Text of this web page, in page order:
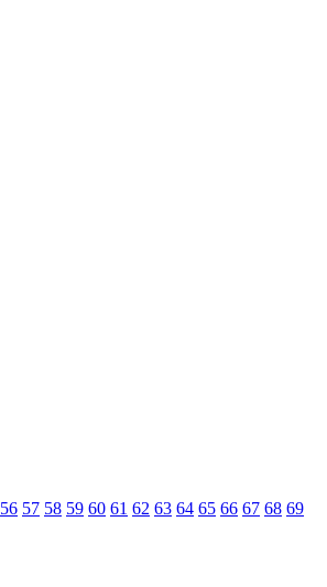
56 57 58 59 60 61 62 63 64 65 66 67 68 69